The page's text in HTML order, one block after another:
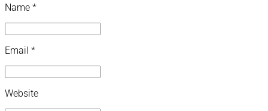
Name *
Email *
Website